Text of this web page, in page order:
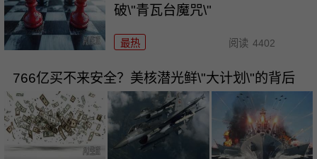
破\"青瓦台魔咒\"
最热 阅读 4402
766亿买不来安全？美核潜光鲜\"大计划\"的背后